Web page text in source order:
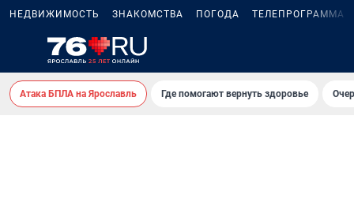
НЕДВИЖИМОСТЬ ЗНАКОМСТВА ПОГОДА ТЕЛЕПРОГРАММА
Атака БПЛА на Ярославль Где помогают вернуть здоровье